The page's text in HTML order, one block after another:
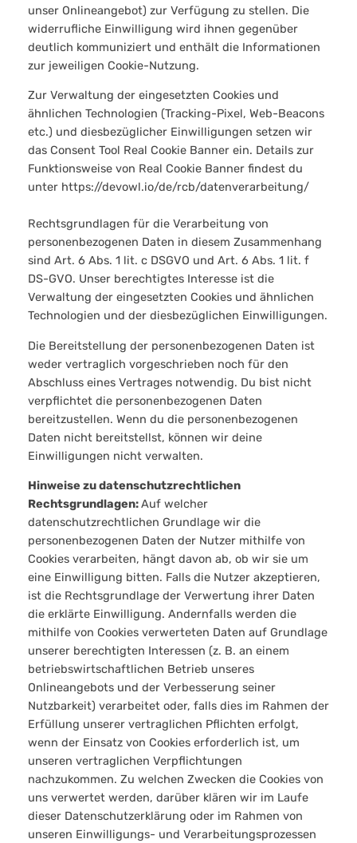
unser Onlineangebot) zur Verfügung zu stellen. Die
widerrufliche Einwilligung wird ihnen gegenüber
deutlich kommuniziert und enthält die Informationen
zur jeweiligen Cookie-Nutzung.
Zur Verwaltung der eingesetzten Cookies und
ähnlichen Technologien (Tracking-Pixel, Web-Beacons
etc.) und diesbezüglicher Einwilligungen setzen wir
das Consent Tool Real Cookie Banner ein. Details zur
Funktionsweise von Real Cookie Banner findest du
unter https://devowl.io/de/rcb/datenverarbeitung/
Rechtsgrundlagen für die Verarbeitung von
personenbezogenen Daten in diesem Zusammenhang
sind Art. 6 Abs. 1 lit. c DSGVO und Art. 6 Abs. 1 lit. f
DS-GVO. Unser berechtigtes Interesse ist die
Verwaltung der eingesetzten Cookies und ähnlichen
Technologien und der diesbezüglichen Einwilligungen.
Die Bereitstellung der personenbezogenen Daten ist
weder vertraglich vorgeschrieben noch für den
Abschluss eines Vertrages notwendig. Du bist nicht
verpflichtet die personenbezogenen Daten
bereitzustellen. Wenn du die personenbezogenen
Daten nicht bereitstellst, können wir deine
Einwilligungen nicht verwalten.
Hinweise zu datenschutzrechtlichen
Rechtsgrundlagen:Auf welcher
datenschutzrechtlichen Grundlage wir die
personenbezogenen Daten der Nutzer mithilfe von
Cookies verarbeiten, hängt davon ab, ob wir sie um
eine Einwilligung bitten. Falls die Nutzer akzeptieren,
ist die Rechtsgrundlage der Verwertung ihrer Daten
die erklärte Einwilligung. Andernfalls werden die
mithilfe von Cookies verwerteten Daten auf Grundlage
unserer berechtigten Interessen (z. B. an einem
betriebswirtschaftlichen Betrieb unseres
Onlineangebots und der Verbesserung seiner
Nutzbarkeit) verarbeitet oder, falls dies im Rahmen der
Erfüllung unserer vertraglichen Pflichten erfolgt,
wenn der Einsatz von Cookies erforderlich ist, um
unseren vertraglichen Verpflichtungen
nachzukommen. Zu welchen Zwecken die Cookies von
uns verwertet werden, darüber klären wir im Laufe
dieser Datenschutzerklärung oder im Rahmen von
unseren Einwilligungs- und Verarbeitungsprozessen